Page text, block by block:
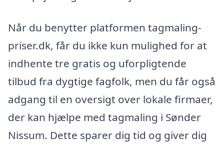
Når du benytter platformen tagmaling-
priser.dk, får du ikke kun mulighed for at
indhente tre gratis og uforpligtende
tilbud fra dygtige fagfolk, men du får også
adgang til en oversigt over lokale firmaer,
der kan hjælpe med tagmaling i Sønder
Nissum. Dette sparer dig tid og giver dig